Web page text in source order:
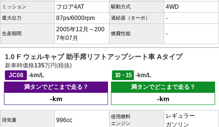
ミッション フロア4AT 駆動方式 4WD
最大出力 87ps/6000rpm 過給器（ターボ） -
生産期間
2005年12月～200
7年07月
燃費性能 -
1.0 F ウェルキャブ 助手席リフトアップシート車 Aタイプ
新車時価格135万円(税抜)
JC08
-km/L 10・15
-km/L
満タンでどこまで走る？
-km
満タンでどこまで走る？
-km
排気量 996cc
使用燃料
エンジン
レギュラー
ガソリン